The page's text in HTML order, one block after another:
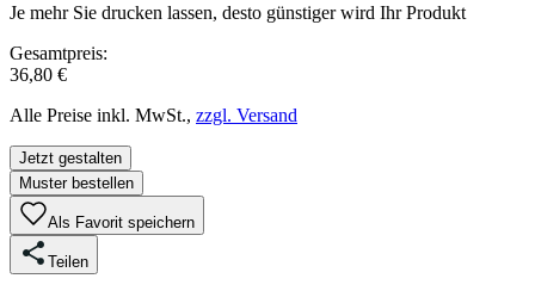
Je mehr Sie drucken lassen, desto günstiger wird Ihr Produkt
Gesamtpreis:
36,80 €
Alle Preise inkl. MwSt., zzgl. Versand
Jetzt gestalten
Muster bestellen
Als Favorit speichern
Teilen